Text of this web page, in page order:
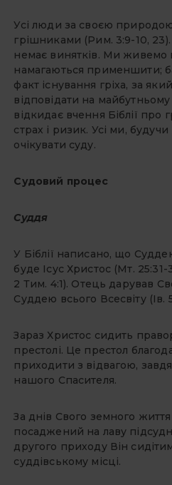
Усі люди за своєю
грішниками (Рим. 3:9-10,
немає винятків. Ми живемо
намагаються применшити;
факт існування гріха, за
відповідати на майбутньому
відкидає вчення Біблії про
страх і ризик. Усі ми,
очікувати суду.
Судовий процес
Суддя
У Біблії написано, що
буде Ісус Христос (Мт. 25:31-
2 Тим. 4:1). Отець дарував
Суддею всього Все­світу (Ів.
Зараз Христос сидить
престолі. Це престол
приходити з відвагою,
нашого Спасителя.
За днів Свого земного
посаджений на лаву
другого приходу Він
суддівському місці.